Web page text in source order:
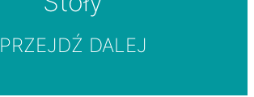
PRZEJDŹ DALEJ